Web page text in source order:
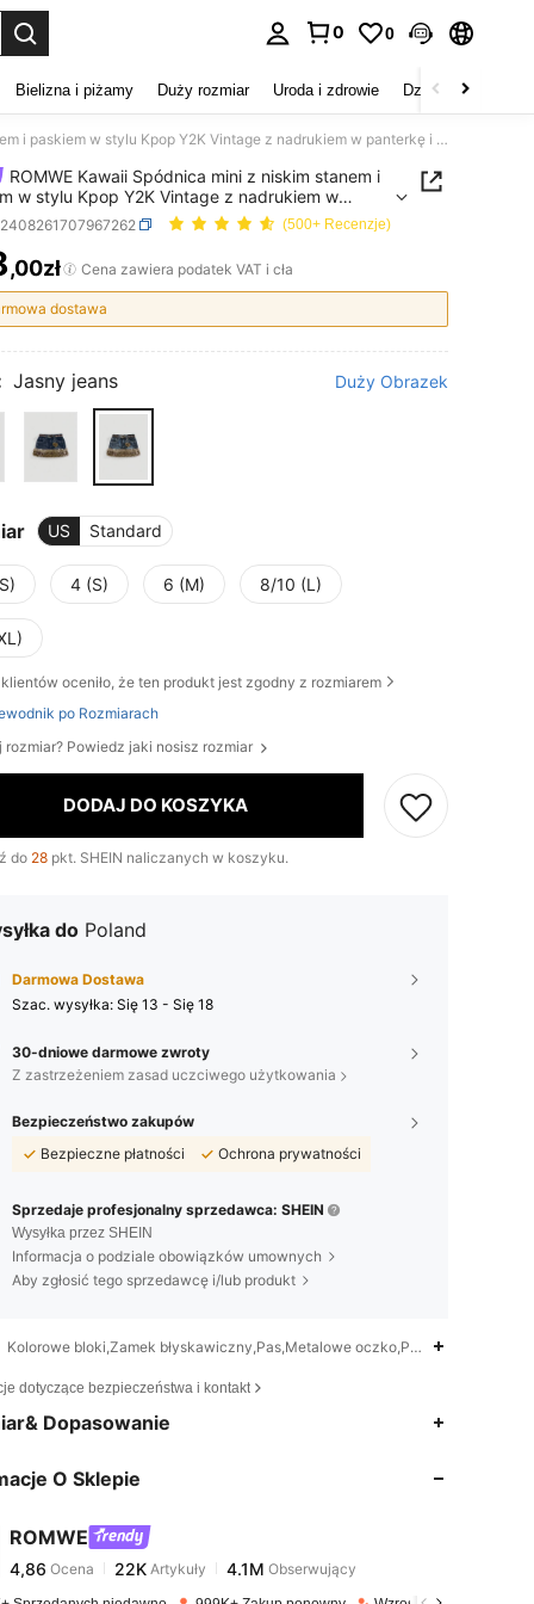
0 0
Bielizna i piżamy Duży rozmiar Uroda i zdrowie Dzieci
ROMWE Kawaii Spódnica mini z niskim stanem i paskiem w stylu Kpop Y2K Vintage z nadrukiem w panterkę i postrzępionymi brzegami, jasnoniebieska
ROMWE Kawaii Spódnica mini z niskim stanem i
w stylu Kpop Y2K Vintage z nadrukiem w
i postrzępionymi brzegami, jasnoniebieska
(500+ Recenzje)
AND AVAILABILITY
,00zł Cena zawiera podatek VAT i cła
dostawa
Jasny jeans Duży Obrazek
US Standard
4 (S) 6 (M) 8/10 (L)
klientów oceniło, że ten produkt jest zgodny z rozmiarem
po Rozmiarach
rozmiar? Powiedz jaki nosisz rozmiar
DODAJ DO KOSZYKA
do 28 pkt. SHEIN naliczanych w koszyku.
do Poland
Darmowa Dostawa
Szac. wysyłka: Się 13 - Się 18
30-dniowe darmowe zwroty
Z zastrzeżeniem zasad uczciwego użytkowania
Bezpieczeństwo zakupów
Bezpieczne płatności
Ochrona prywatności
Sprzedaje profesjonalny sprzedawca: SHEIN
Wysyłka przez SHEIN
Informacja o podziale obowiązków umownych
Aby zgłosić tego sprzedawcę i/lub produkt
Kolorowe bloki,Zamek błyskawiczny,Pas,Metalowe oczko,Pranie ręczne, nie
dotyczące bezpieczeństwa i kontakt
Dopasowanie
O Sklepie
ROMWE
4,86 22K
4,86 Ocena 22KArtykuły
k***7 zapłacono1 dzień temu